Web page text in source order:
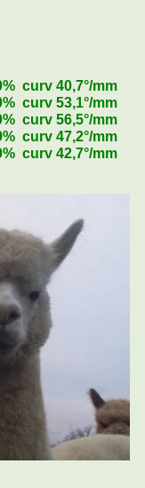
curv 40,7°/mm
curv 53,1°/mm
curv 56,5°/mm
curv 47,2°/mm
curv 42,7°/mm